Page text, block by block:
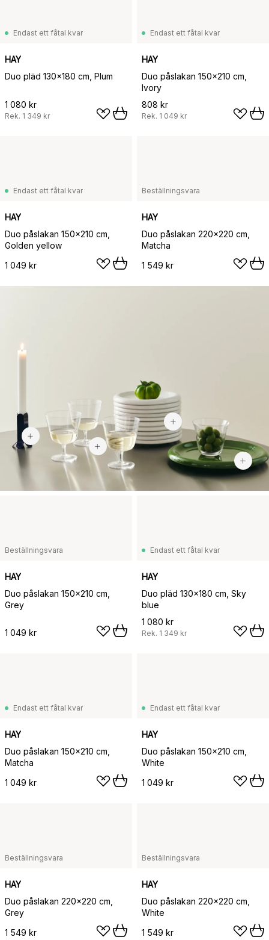
Endast ett fåtal kvar
HAY
Duo pläd 130x180 cm, Plum
1 080 kr
Rek. 1 349 kr
Endast ett fåtal kvar
HAY
Duo påslakan 150x210 cm,
Ivory
808 kr
Rek. 1 049 kr
Endast ett fåtal kvar
HAY
Duo påslakan 150x210 cm,
Golden yellow
1 049 kr
Beställningsvara
HAY
Duo påslakan 220x220 cm,
Matcha
1 549 kr
220 kr
Beställningsvara
HAY
Duo påslakan 150x210 cm,
Grey
1 049 kr
Endast ett fåtal kvar
HAY
Duo pläd 130x180 cm, Sky
blue
1 080 kr
Rek. 1 349 kr
Endast ett fåtal kvar
HAY
Duo påslakan 150x210 cm,
Matcha
1 049 kr
Endast ett fåtal kvar
HAY
Duo påslakan 150x210 cm,
White
1 049 kr
Beställningsvara
HAY
Duo påslakan 220x220 cm,
Grey
1 549 kr
Beställningsvara
HAY
Duo påslakan 220x220 cm,
White
1 549 kr